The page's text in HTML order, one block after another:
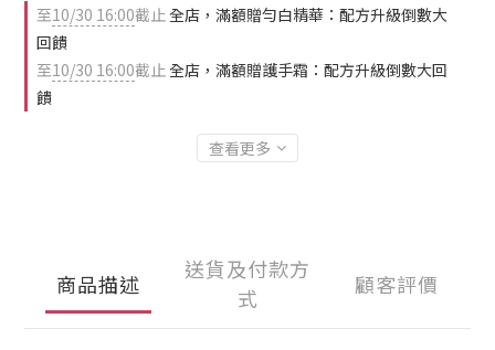
至10/30 16:00截止全店，滿額贈勻白精華：配方升級倒數大
回饋
至10/30 16:00截止全店，滿額贈護手霜：配方升級倒數大回
饋
查看更多
商品描述
送貨及付款方
式
顧客評價